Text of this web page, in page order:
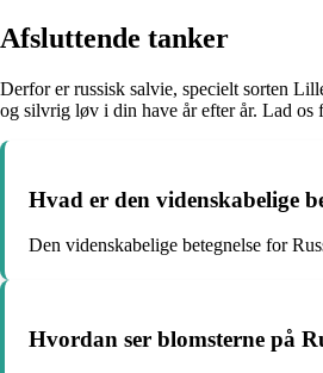
Afsluttende tanker
Derfor er russisk salvie, specielt sorten
og silvrig løv i din have år efter år. Lad os
Hvad er den videnskabelige
Den videnskabelige betegnelse for
Hvordan ser blomsterne på